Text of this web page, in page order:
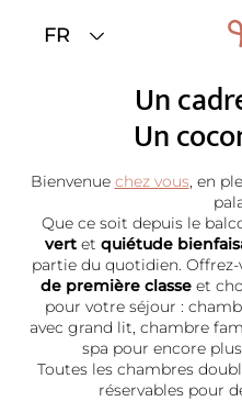
Home Chambres et tarifs
Un
Un
Bienvenue chez vous, en
Que ce soit depuis le
vertet quiétude
partie du quotidien. Offrez-
de première classe et
pour votre séjour :
avec grand lit, chambre
spa pour encore
Toutes les chambres
réservables pour